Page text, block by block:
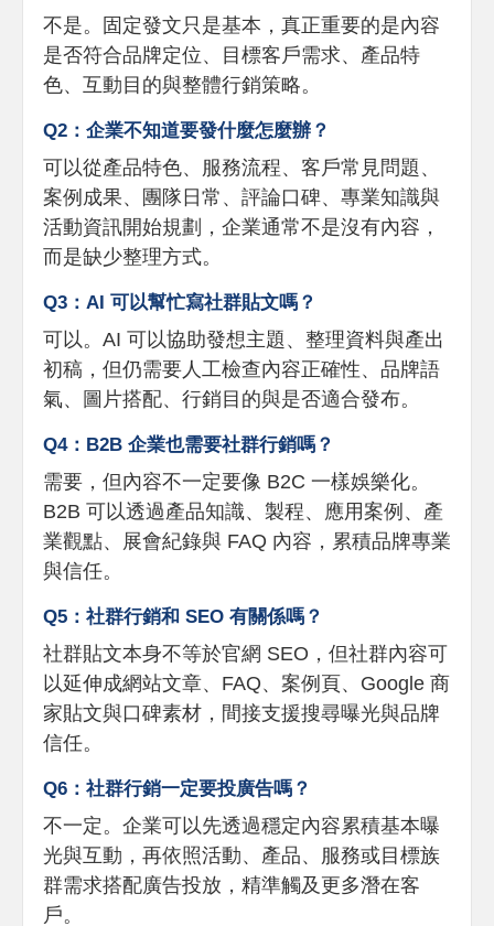
不是。固定發文只是基本，真正重要的是內容
是否符合品牌定位、目標客戶需求、產品特
色、互動目的與整體行銷策略。
Q2：企業不知道要發什麼怎麼辦？
可以從產品特色、服務流程、客戶常見問題、
案例成果、團隊日常、評論口碑、專業知識與
活動資訊開始規劃，企業通常不是沒有內容，
而是缺少整理方式。
Q3：AI 可以幫忙寫社群貼文嗎？
可以。AI 可以協助發想主題、整理資料與產出
初稿，但仍需要人工檢查內容正確性、品牌語
氣、圖片搭配、行銷目的與是否適合發布。
Q4：B2B 企業也需要社群行銷嗎？
需要，但內容不一定要像 B2C 一樣娛樂化。
B2B 可以透過產品知識、製程、應用案例、產
業觀點、展會紀錄與 FAQ 內容，累積品牌專業
與信任。
Q5：社群行銷和 SEO 有關係嗎？
社群貼文本身不等於官網 SEO，但社群內容可
以延伸成網站文章、FAQ、案例頁、Google 商
家貼文與口碑素材，間接支援搜尋曝光與品牌
信任。
Q6：社群行銷一定要投廣告嗎？
不一定。企業可以先透過穩定內容累積基本曝
光與互動，再依照活動、產品、服務或目標族
群需求搭配廣告投放，精準觸及更多潛在客
戶。